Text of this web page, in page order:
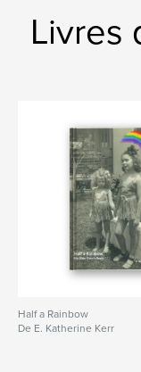
Livres
Half a Rainbow
De E. Katherine Kerr